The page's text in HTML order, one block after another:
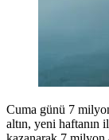
Cuma günü 7
altın, yeni haftanın